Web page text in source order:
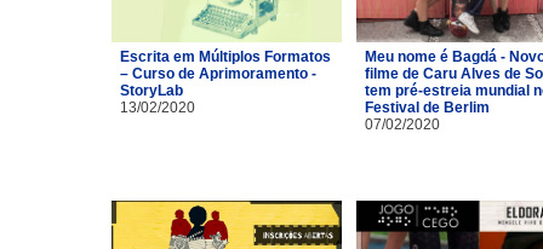
Escrita em Múltiplos Formatos
– Curso de Aprimoramento -
StoryLab
13/02/2020
Meu nome é Bagdá -
filme de Caru Alves de
tem pré-estreia mundial
Festival de Berlim
07/02/2020